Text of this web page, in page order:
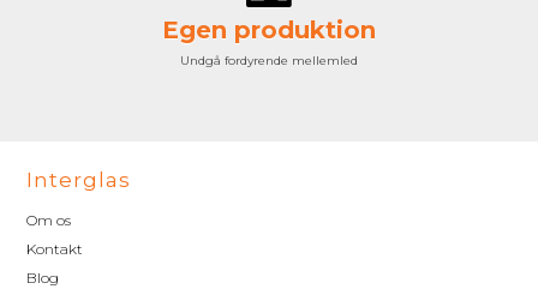
Egen produktion
Undgå fordyrende mellemled
Interglas
Om os
Kontakt
Blog